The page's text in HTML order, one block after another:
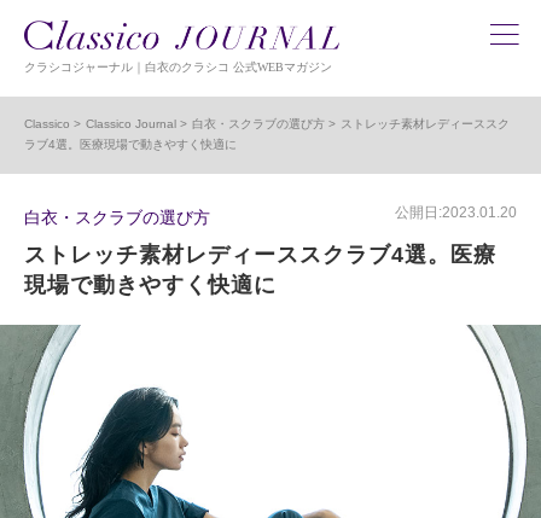
クラシコジャーナル｜白衣のクラシコ 公式WEBマガジン
Classico Classico Journal 白衣・スクラブの選び方
ストレッチ素材レディーススク
ラブ4選。医療現場で動きやすく快適に
白衣・スクラブの選び方 公開日:2023.01.20
ストレッチ素材レディーススクラブ4選。医療
現場で動きやすく快適に